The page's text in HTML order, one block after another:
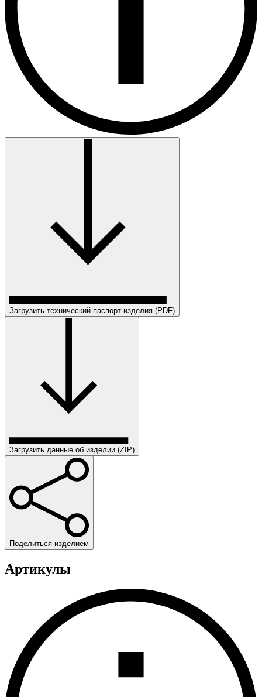
Загрузить технический паспорт изделия (PDF)
Загрузить данные об изделии (ZIP)
Поделиться изделием
Артикулы